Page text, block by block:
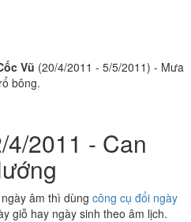
Vũ (20/4/2011 - 5/5/2011) - Mưa
bông.
2011 - Can
âm thì dùng công cụ đổi ngày
giỗ hay ngày sinh theo âm lịch.